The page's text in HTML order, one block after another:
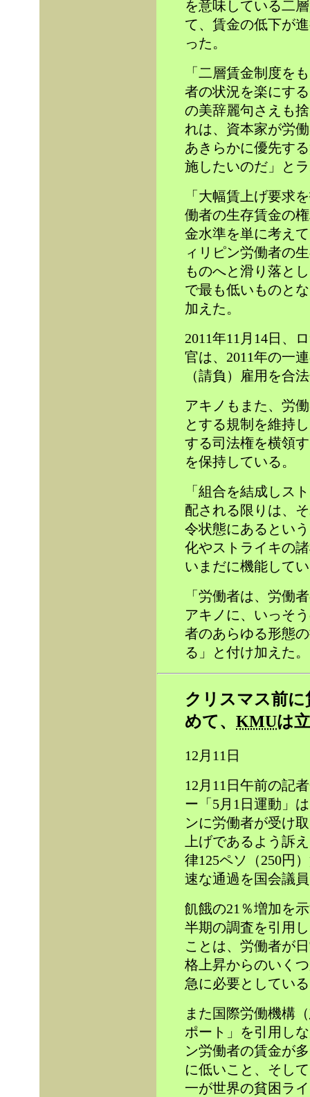
を意味している二
て、賃金の低下が
った。
「二層賃金制度を
者の状況を楽にす
の美辞麗句さえも
れは、資本家が労
あきらかに優先す
施したいのだ」と
「大幅賃上げ要求
働者の生存賃金の
金水準を単に考え
ィリピン労働者の
ものへと滑り落と
で最も低いものと
加えた。
2011年11月14日、
官は、2011年の一
（請負）雇用を合
アキノもまた、労
とする規制を維持
する司法権を横領
を保持している。
「組合を結成しス
配される限りは、
令状態にあるとい
化やストライキの
いまだに機能して
「労働者は、労働
アキノに、いっそ
者のあらゆる形態
る」と付け加えた。
クリスマス前
めて、 KMUは
12月11日
12月11日午前の記
ー「5月1日運動」
ンに労働者が受け
上げであるよう訴
律125ペソ（250円
速な通過を国会議
飢餓の21％増加を
半期の調査を引用
ことは、労働者が
格上昇からのいく
急に必要としてい
また国際労働機構（
ポート」を引用し
ン労働者の賃金が
に低いこと、そし
一が世界の貧困ラ